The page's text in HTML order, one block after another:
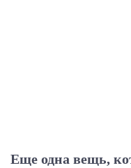
Еще одна вещь,